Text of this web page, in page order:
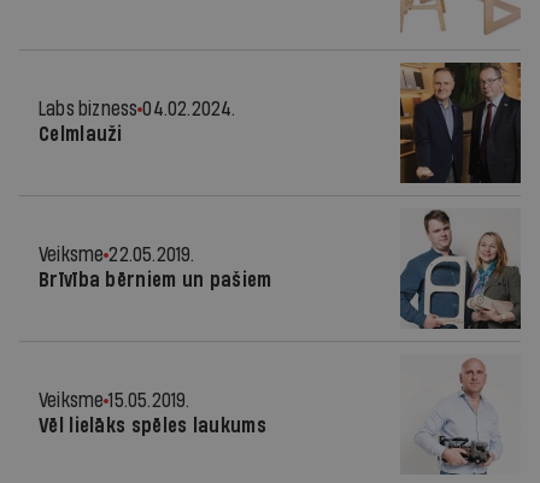
Labs bizness 04.02.2024.
Celmlauži
Veiksme 22.05.2019.
Brīvība bērniem un pašiem
Veiksme 15.05.2019.
Vēl lielāks spēles laukums